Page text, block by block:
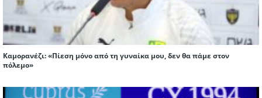
Καμορανέζι: «Πίεση μόνο από τη γυναίκα μου, δεν θα πάμε στον
πόλεμο»